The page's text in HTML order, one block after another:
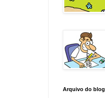
Arquivo do blog